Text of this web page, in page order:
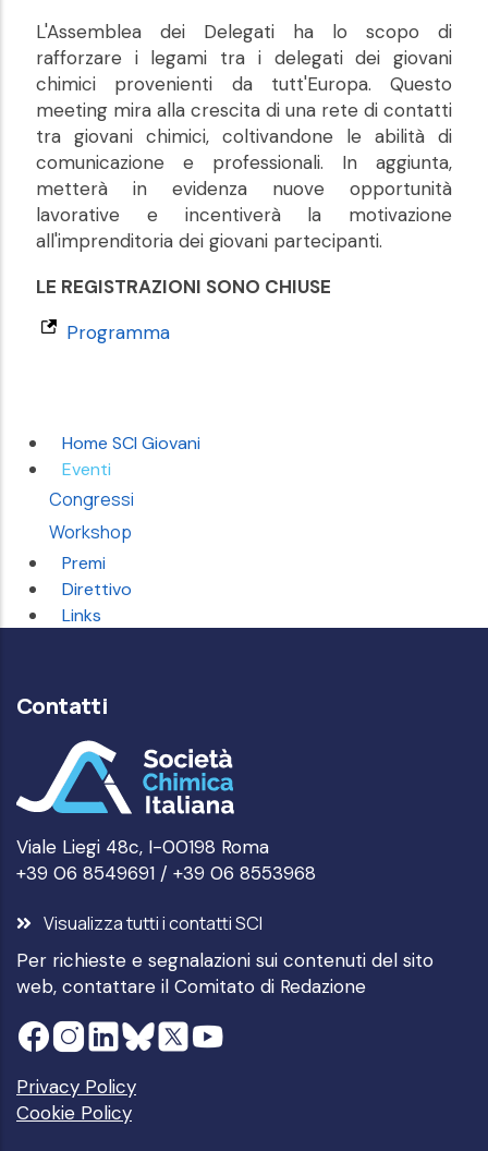
L'Assemblea dei Delegati ha lo scopo di
rafforzare i legami tra i delegati dei giovani
chimici provenienti da tutt'Europa. Questo
meeting mira alla crescita di una rete di contatti
tra giovani chimici, coltivandone le abilità di
comunicazione e professionali. In aggiunta,
metterà in evidenza nuove opportunità
lavorative e incentiverà la motivazione
all'imprenditoria dei giovani partecipanti.
LE REGISTRAZIONI SONO CHIUSE
Programma
Home SCI Giovani
Eventi
Congressi
Workshop
Premi
Direttivo
Links
Contatti
Viale Liegi 48c, I-00198 Roma
+39 06 8549691 / +39 06 8553968
Visualizza tutti i contatti SCI
Per richieste e segnalazioni sui contenuti del sito
web, contattare il Comitato di Redazione
Privacy Policy
Cookie Policy